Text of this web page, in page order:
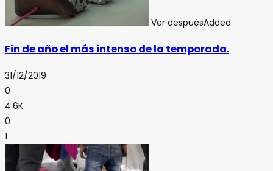
Ver despuésAdded
Fin de año el más intenso de la temporada.
31/12/2019
0
4.6K
0
1